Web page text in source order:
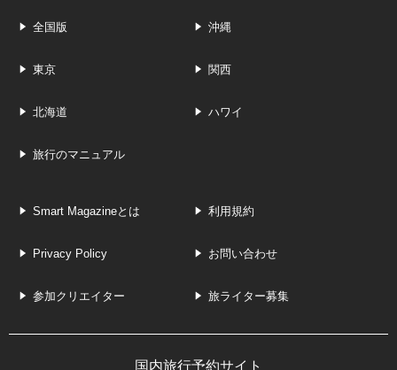
全国版 沖縄
東京 関西
北海道 ハワイ
旅行のマニュアル
Smart Magazineとは 利用規約
Privacy Policy お問い合わせ
参加クリエイター 旅ライター募集
国内旅行予約サイト